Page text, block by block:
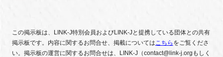
この掲示板は、LINK-J特別会員およびLINK-Jと提携している団体との共有
掲示板です。内容に関するお問合せ、掲載については こちら をご覧くださ
い。掲示板の運営に関するお問合せは、LINK-J（contact@link-j.orgもしく